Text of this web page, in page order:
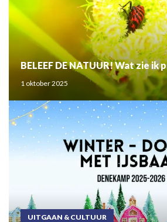
BELEEF DE NATUUR! Wat zie ik
1 oktober 2025
UITGAAN & CULTUUR